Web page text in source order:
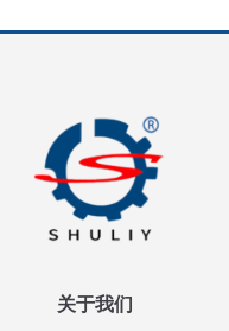
关于我们